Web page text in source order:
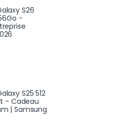
S26
-
S25 512
- Cadeau
| Samsung